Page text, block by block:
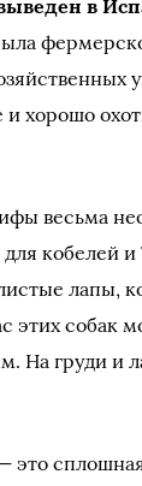
в
хорошо
весьма
кобелей
лапы,
этих собак
груди и
это